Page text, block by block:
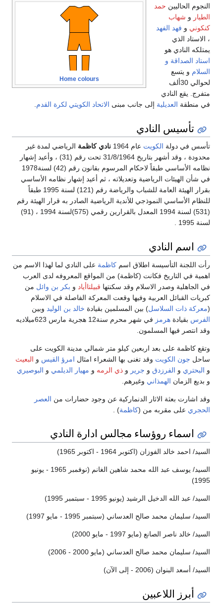
Home colours
النجوم الحاليين حمد
الطيار و شهاب
كنكوني و فهد الفهد
، الاستاد الذي
يمتلكه النادي هو
استاد الصداقة و
السلام و يتسع
لحوالي 30ألف
متفرج. يقع النادي
في منطقة العديلية إلى جانب مبنى الاتحاد الكويتي لكرة القدم
تأسيس النادي
تأسس في دولة الكويت عام 1964 نادي كاظمة الرياضي لمدة غير
محدودة ، وقد أشهر بتاريخ 31/8/1964 تحت رقم (31) ، وأعيد إشهار
نظامه الأساسي طبقاً لاحكام المرسوم بقانون رقم (42) لسنة1978
في شأن الهيئات الرياضية وتعديلاته ، ثم أعيد إشهار نظامه الأساسي
بقرار الهيئة العامة للشباب والرياضة رقم (121) لسنة 1995 طبقاً
للنظام الأساسي النموذجي للأندية الرياضية الصادر به قرار الهيئة رقم
(531) لسنة 1994 المعدل بالقرارين رقمي (575)لسنة 1994 ، (91)
لسنة 1995 .
اسم النادي
رأت اللجنة التأسيسة اطلاق اسم كاظمة على النادي لما لهذا الاسم من
اهمية في التاريخ فكانت (كاظمة) من المواقع المعروفه لدى العرب
في الجاهلية وصدر الاسلام وقد سكنتها قبيلتاأياد و بكر بن وائل من
كبريات القبائل العربية وفيها وقعت المعركة الفاصلة في الاسلام
(معركة ذات السلاسل) بين المسلمين بقيادة خالد بن الوليد وبين
الفرس بقيادة هرمز
في شهر محرم سنة12 هجرية مارس 623ميلاديه
وقد انتصر فيها المسلمون.
وتقع كاظمة على بعد اربعين كيلو متر شمالي مدينة الكويت على
ساحل جون الكويت وقد تغنى بها الشعراء امثال امرؤ القيس و البعيث
و البحتري و الفرزدق و جرير و ذي الرمه و مهيار الديلمي و البوصيري
و بديع الزمان الهمذاني وغيرهم.
وقد اشارت بعثة الاثار الدنماركية عن وجود حضارات من العصر
الحجري على مقربه من (كاظمة) .
اسماء روؤساء مجالس ادارة النادي
السيد/ احمد خالد الفوزان (اكتوبر 1964 - اكتوبر 1965)
السيد/ يوسف عبد الله محمد شاهين الغانم (نوفمبر 1965 - يونيو
1995)
السيد/ عبد الله الدخيل الرشيد (يونيو 1995 - سبتمبر 1995)
السيد/ سليمان محمد صالح العدساني (سبتمبر 1995 - مايو 1997)
السيد/ خالد ناصر الصانع (مايو 1997 - مايو 2000)
السيد/ سليمان محمد صالح العدساني (مايو 2000 - 2006)
السيد/ أسعد البنوان (2006 - إلى الآن)
أبرز اللاعبين